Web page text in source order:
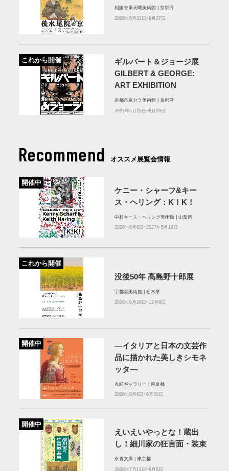
相国寺承天閣美術館 | 京都府
2026年5月31日~9月27日
これから開催
ギルバート＆ジョージ展
GILBERT & GEORGE:
ART EXHIBITION
京都市京セラ美術館 | 京都府
2027年5月26日~8月29日
Recommend オススメ展覧会情報
開催中
ケニー・シャーフ&キー
ス・ヘリング：K！K！
中村キース・ヘリング美術館 | 山梨県
2026年6月6日~2027年5月16日
これから開催
没後50年 髙島野十郎展
宇都宮美術館 | 栃木県
2026年9月20日~12月6日
開催中
—イタリアと日本の文芸作
品に描かれた美しきシモネ
ッタ—
丸紅ギャラリー | 東京都
2026年8月6日~9月30日
開催中
えいえいやっとな！蔵出
し！細川家の狂言面・装束
永青文庫 | 東京都
2026年7月11日~9月6日